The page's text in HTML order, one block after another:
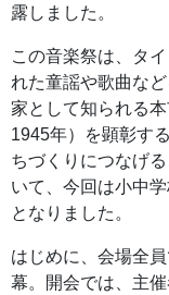
露しました。
この音楽祭は、タ
れた童謡や歌曲な
家として知られる
1945年）を顕彰す
ちづくりにつなげ
いて、今回は小中
となりました。
はじめに、会場全
幕。開会では、主